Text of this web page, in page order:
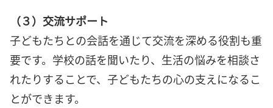
（３）交流サポート
子どもたちとの会話を通じて交流を深める役割も重
要です。学校の話を聞いたり、生活の悩みを相談さ
れたりすることで、子どもたちの心の支えになるこ
とができます。